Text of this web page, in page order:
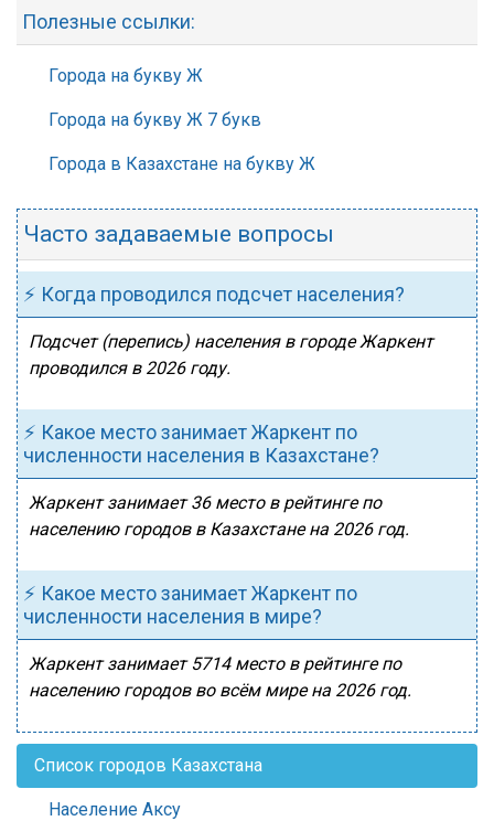
Полезные ссылки:
Города на букву Ж
Города на букву Ж 7 букв
Города в Казахстане на букву Ж
Часто задаваемые вопросы
⚡ Когда проводился подсчет населения?
Подсчет (перепись) населения в городе Жаркент
проводился в 2026 году.
⚡ Какое место занимает Жаркент по
численности населения в Казахстане?
Жаркент занимает 36 место в рейтинге по
населению городов в Казахстане на 2026 год.
⚡ Какое место занимает Жаркент по
численности населения в мире?
Жаркент занимает 5714 место в рейтинге по
населению городов во всём мире на 2026 год.
Список городов Казахстана
Население Аксу